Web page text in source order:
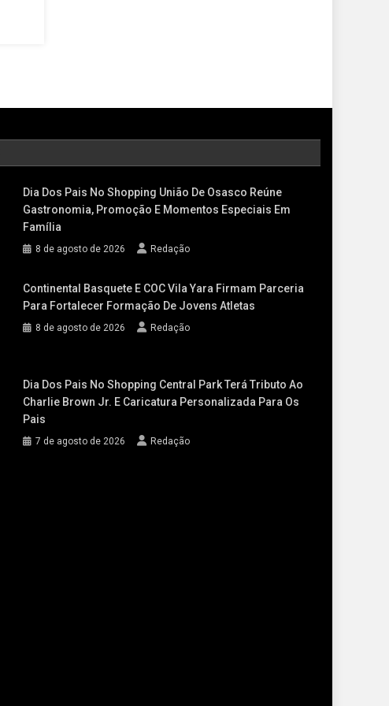
Dia Dos Pais No Shopping União De Osasco Reúne
Gastronomia, Promoção E Momentos Especiais Em
Família
8 de agosto de 2026 Redação
Continental Basquete E COC Vila Yara Firmam Parceria
Para Fortalecer Formação De Jovens Atletas
8 de agosto de 2026 Redação
Dia Dos Pais No Shopping Central Park Terá Tributo Ao
Charlie Brown Jr. E Caricatura Personalizada Para Os
Pais
7 de agosto de 2026 Redação